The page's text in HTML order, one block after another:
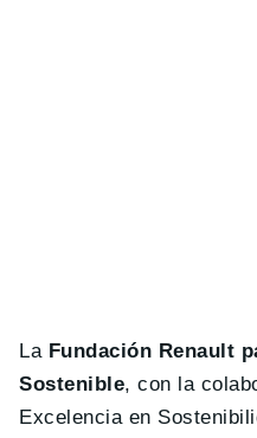
La Fundación Renault
Sostenible, con la
Excelencia en